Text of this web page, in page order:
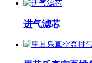
进气滤芯